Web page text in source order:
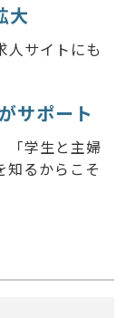
大
人サイトにも
サポート
「学生と主婦
知るからこそ